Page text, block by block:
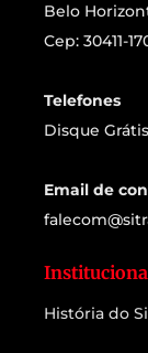
Belo
Cep: 30411-
Telefones
Disque
Email de
História do